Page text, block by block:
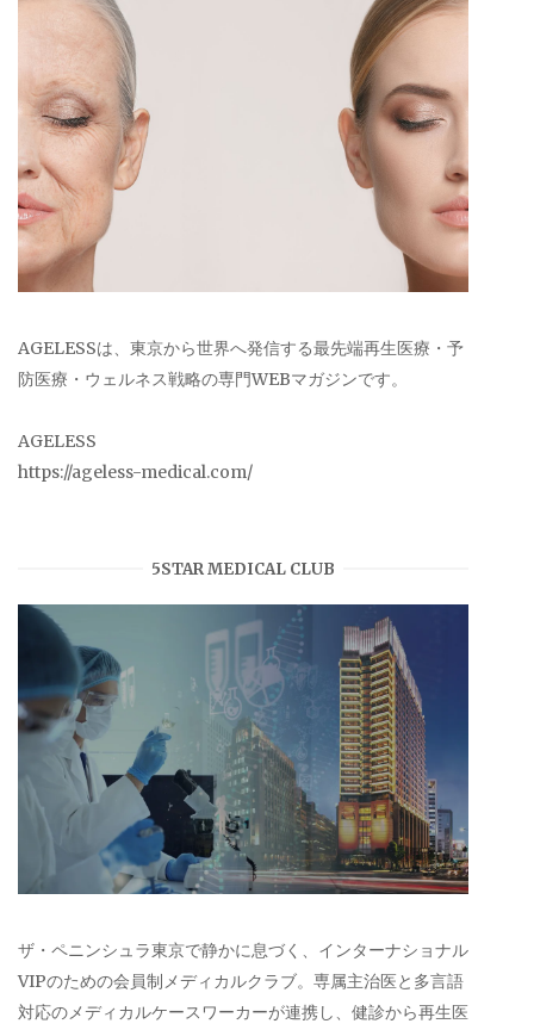
AGELESSは、東京から世界へ発信する最先端再生医療・予
防医療・ウェルネス戦略の専門WEBマガジンです。
AGELESS
https://ageless-medical.com/
5STAR MEDICAL CLUB
ザ・ペニンシュラ東京で静かに息づく、インターナショナル
VIPのための会員制メディカルクラブ。専属主治医と多言語
対応のメディカルケースワーカーが連携し、健診から再生医